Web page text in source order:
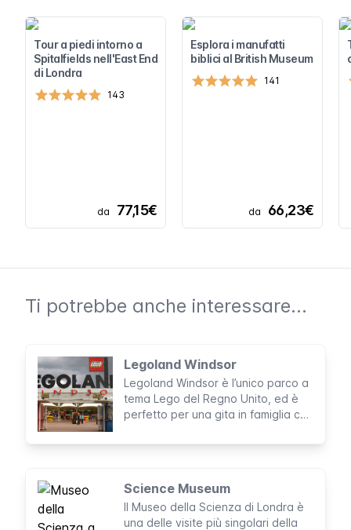
Tour a piedi intorno a
Spitalfields nell'East End
di Londra
143
da 77,15€
Esplora i manufatti
biblici al British Museum
141
da 66,23€
Ti potrebbe anche interessare...
Legoland Windsor
Legoland Windsor è l’unico parco a
tema Lego del Regno Unito, ed è
perfetto per una gita in famiglia con
Science Museum
Il Museo della Scienza di Londra è
una delle visite più singolari della